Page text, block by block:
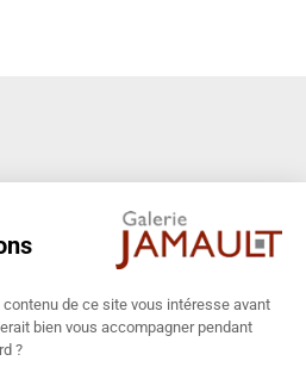
de ce site vous intéresse avant
bien vous accompagner pendant
?